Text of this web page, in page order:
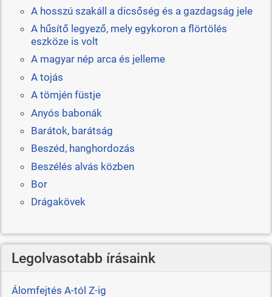
A hosszú szakáll a dicsőség és a gazdagság jele
A hűsítő legyező, mely egykoron a flörtölés
eszköze is volt
A magyar nép arca és jelleme
A tojás
A tömjén füstje
Anyós babonák
Barátok, barátság
Beszéd, hanghordozás
Beszélés alvás közben
Bor
Drágakövek
Legolvasotabb írásaink
Álomfejtés A-tól Z-ig